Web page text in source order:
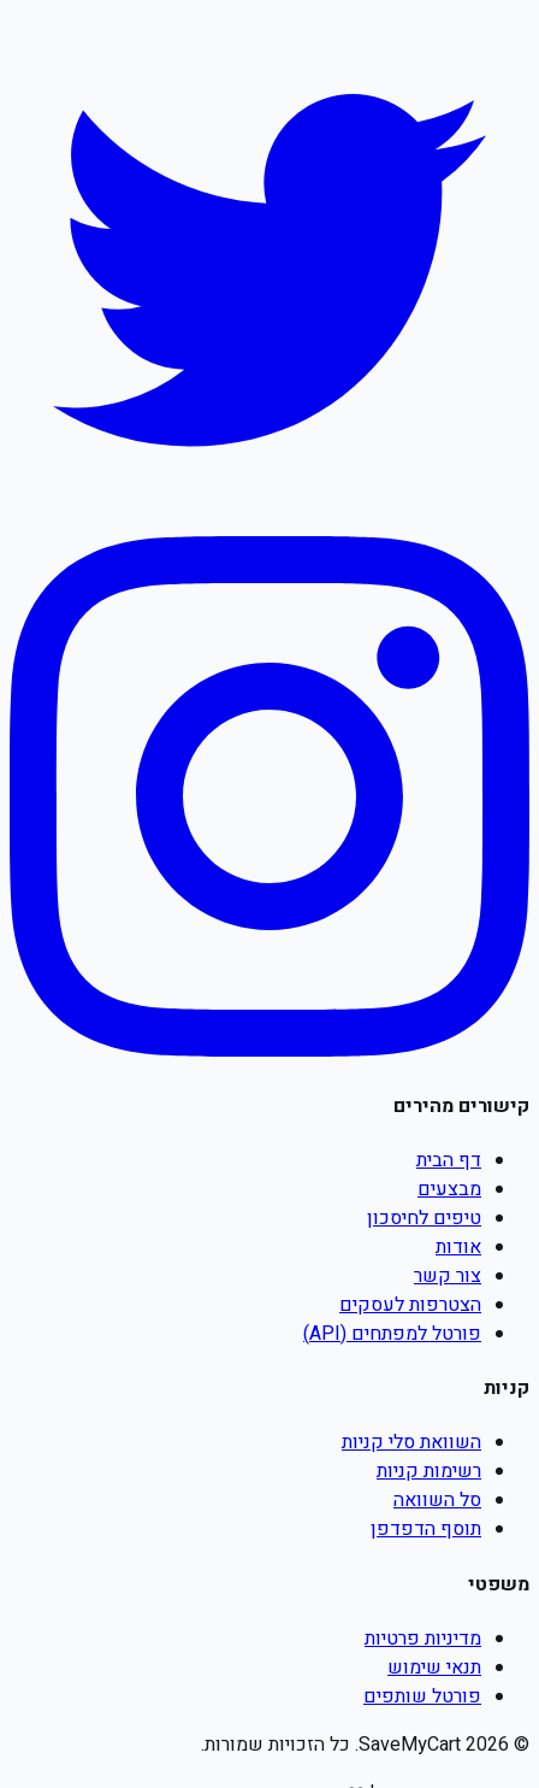
קישורים מהירים
דף הבית
מבצעים
טיפים לחיסכון
אודות
צור קשר
הצטרפות לעסקים
פורטל למפתחים (API)
קניות
השוואת סלי קניות
רשימות קניות
סל השוואה
תוסף הדפדפן
משפטי
מדיניות פרטיות
תנאי שימוש
פורטל שותפים
©
2026